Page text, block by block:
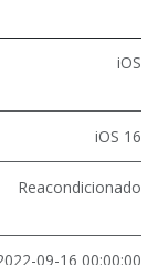
iOS
iOS 16
Reacondicionado
09-16 00:00:00